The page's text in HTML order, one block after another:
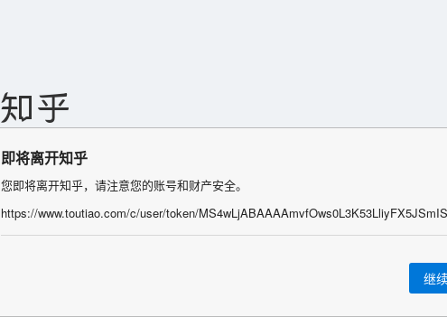
即将离开知乎
您即将离开知乎，请注意您的账号和财产安全。
继